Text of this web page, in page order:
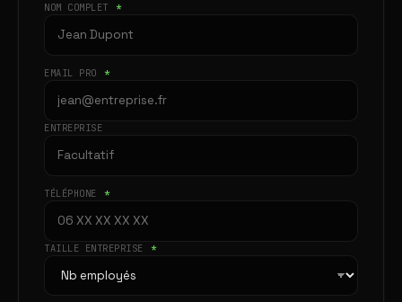
NOM COMPLET *
EMAIL PRO *
ENTREPRISE
TÉLÉPHONE *
TAILLE ENTREPRISE *